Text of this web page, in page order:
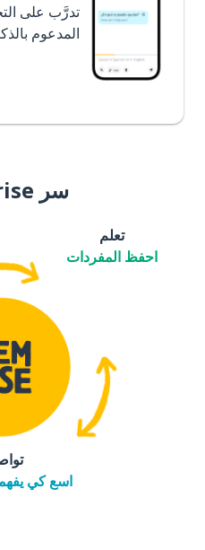
تدرَّب على
المدعوم
سر Memrise
تعلم
احفظ المفردات
اسع كي